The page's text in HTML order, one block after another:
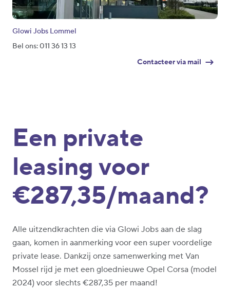
Glowi Jobs Lommel
Bel ons: 011 36 13 13
Contacteer via mail
Een private
leasing voor
€287,35/maand?
Alle uitzendkrachten die via Glowi Jobs aan de slag
gaan, komen in aanmerking voor een super voordelige
private lease. Dankzij onze samenwerking met Van
Mossel rijd je met een gloednieuwe Opel Corsa (model
2024) voor slechts €287,35 per maand!